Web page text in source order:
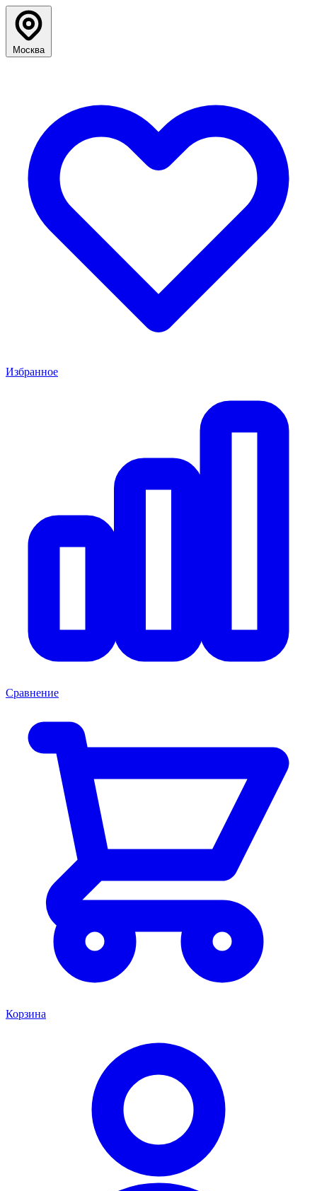
Москва
Избранное
Сравнение
Корзина